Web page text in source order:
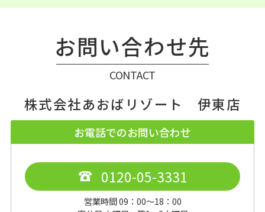
お問い合わせ先
CONTACT
株式会社あおばリゾート 伊東店
お電話でのお問い合わせ
0120-05-3331
営業時間 09：00～18：00